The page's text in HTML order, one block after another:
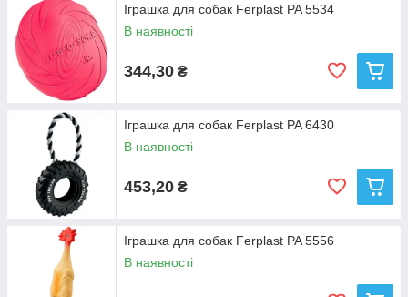
Іграшка для собак Ferplast PA 5534
В наявності
344,30 ₴
Іграшка для собак Ferplast PA 6430
В наявності
453,20 ₴
Іграшка для собак Ferplast PA 5556
В наявності